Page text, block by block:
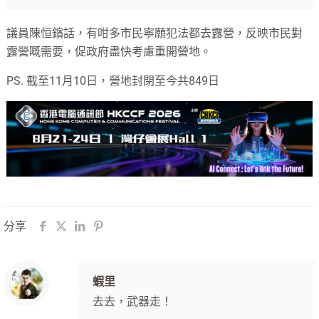
議員陳恒鑌話，有咁多市民寧願犯法都去露營，反映市民對
露營嘅需要，促政府盡快考慮重開營地。
PS. 截至11月10日，營地封閉至今共849日
分享
蝦里
去去，武器走！